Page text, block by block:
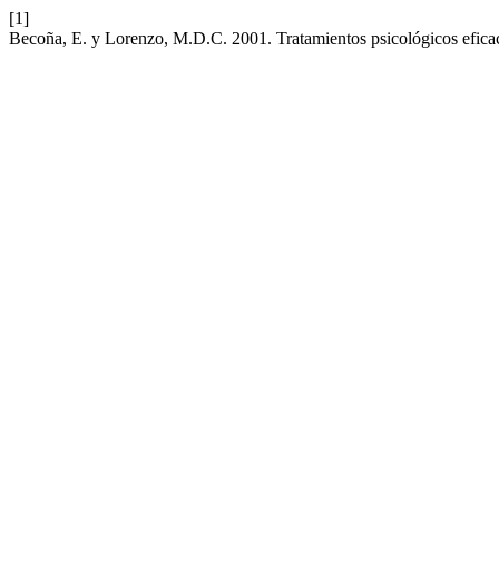
[1]
Becoña, E. y Lorenzo, M.D.C. 2001. Tratamientos psicológicos